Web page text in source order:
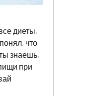
диеты,
что
знаешь,
при